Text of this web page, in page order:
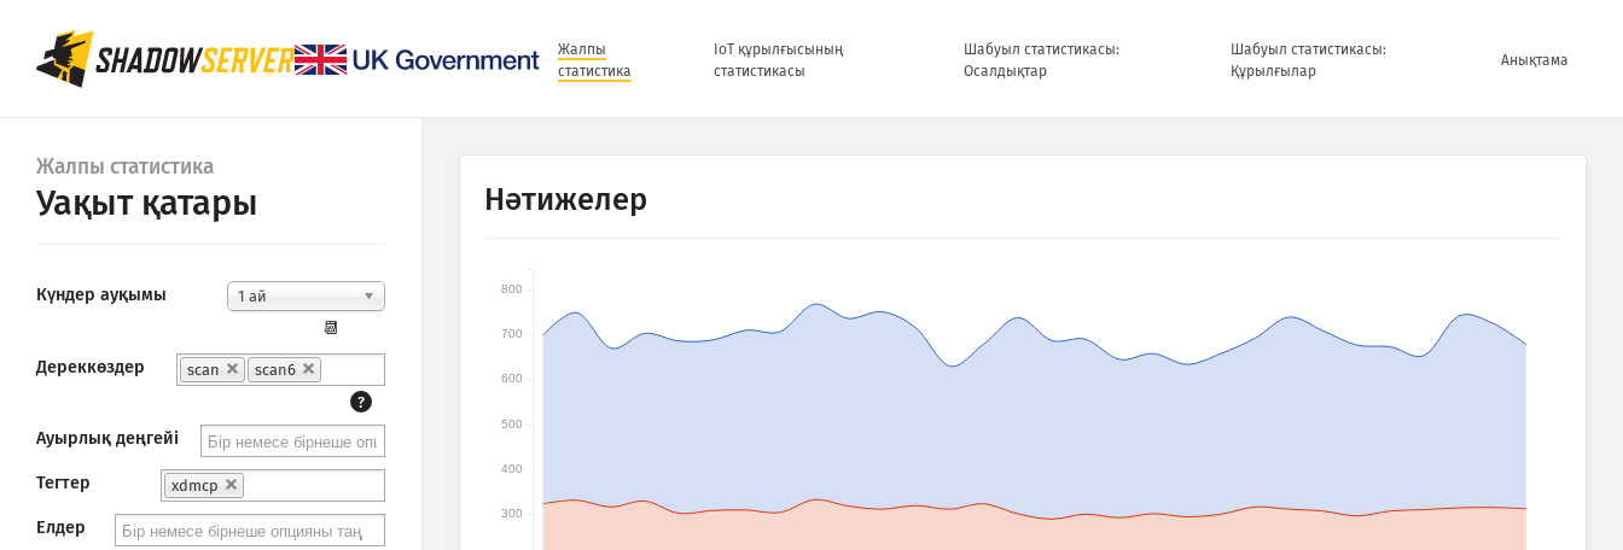
Жалпы
статистика
IoT құрылғысының
статистикасы
Шабуыл статистикасы:
Осалдықтар
Шабуыл статистикасы:
Құрылғылар
Анықтама
Жалпы статистика
Уақыт қатары
Күндер ауқымы 1 ай
📆
Дереккөздер
scan
scan6
?
Ауырлық деңгейі
Тегтер xdmcp
Елдер
Нәтижелер
300
400
500
600
700
800